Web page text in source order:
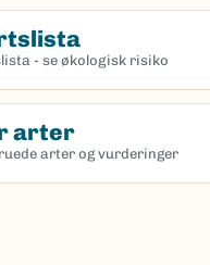
- se økologisk risiko
arter
arter og vurderinger